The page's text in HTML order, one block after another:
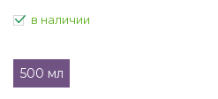
в наличии
500 мл